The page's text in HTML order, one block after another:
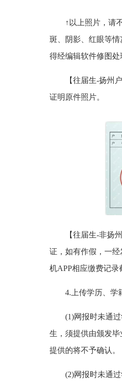
↑以上照片，请
斑、阴影、红眼等
得经编辑软件修图处
【往届生-扬州
证明原件照片。
【往届生-非扬
证，如有作假，一
机APP相应缴费记录
4.上传学历、学
(1)网报时未通
生，须提供由颁发
提供的将不予确认。
(2)网报时未通